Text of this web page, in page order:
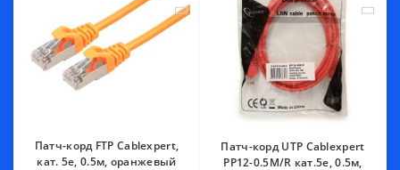
Патч-корд FTP Cablexpert,
кат. 5e, 0.5м, оранжевый
Патч-корд UTP Cablexpert
PP12-0.5M/R кат.5e, 0.5м,